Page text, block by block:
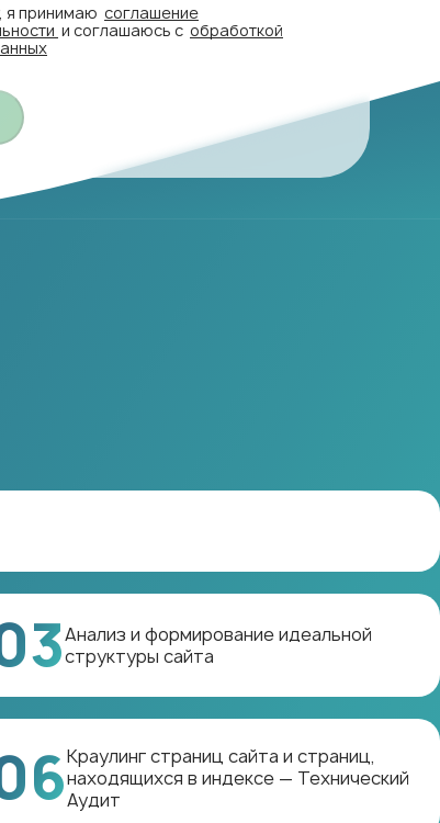
я принимаю соглашение
и соглашаюсь с обработкой
Анализ и формирование идеальной
структуры сайта
Краулинг страниц сайта и страниц,
находящихся в индексе — Технический
Аудит